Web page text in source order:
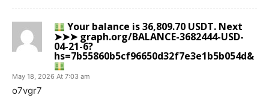
Your balance is 36,809.70 USDT. Next
➤➤➤ graph.org/BALANCE-3682444-USD-
04-21-6?
hs=7b55860b5cf96650d32f7e3e1b5b054d&
May 18, 2026 At 7:03 am
o7vgr7